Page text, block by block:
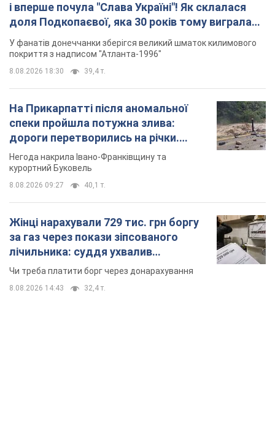
і вперше почула "Слава Україні"! Як склалася
доля Подкопаєвої, яка 30 років тому виграла
"золото" Олімпіади
У фанатів донеччанки зберігся великий шматок килимового
покриття з надписом "Атланта-1996"
8.08.2026 18:30 39,4 т.
На Прикарпатті після аномальної
спеки пройшла потужна злива:
дороги перетворились на річки.
Відео
Негода накрила Івано-Франківщину та
курортний Буковель
8.08.2026 09:27 40,1 т.
Жінці нарахували 729 тис. грн боргу
за газ через покази зіпсованого
лічильника: суддя ухвалив
неочікуване рішення
Чи треба платити борг через донарахування
8.08.2026 14:43 32,4 т.